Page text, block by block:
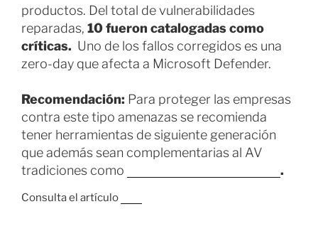
productos. Del total de vulnerabilidades
reparadas, 10 fueron catalogadas como
críticas. Uno de los fallos corregidos es una
zero-day que afecta a Microsoft Defender.
Recomendación: Para proteger las empresas
contra este tipo amenazas se recomienda
tener herramientas de siguiente generación
que además sean complementarias al AV
tradiciones como
.
Consulta el artículo